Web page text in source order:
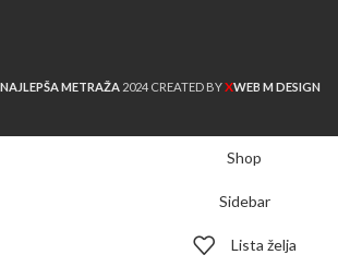
NAJLEPŠA METRAŽA 2024 CREATED BYXWEB M DESIGN
Shop
Sidebar
Lista želja